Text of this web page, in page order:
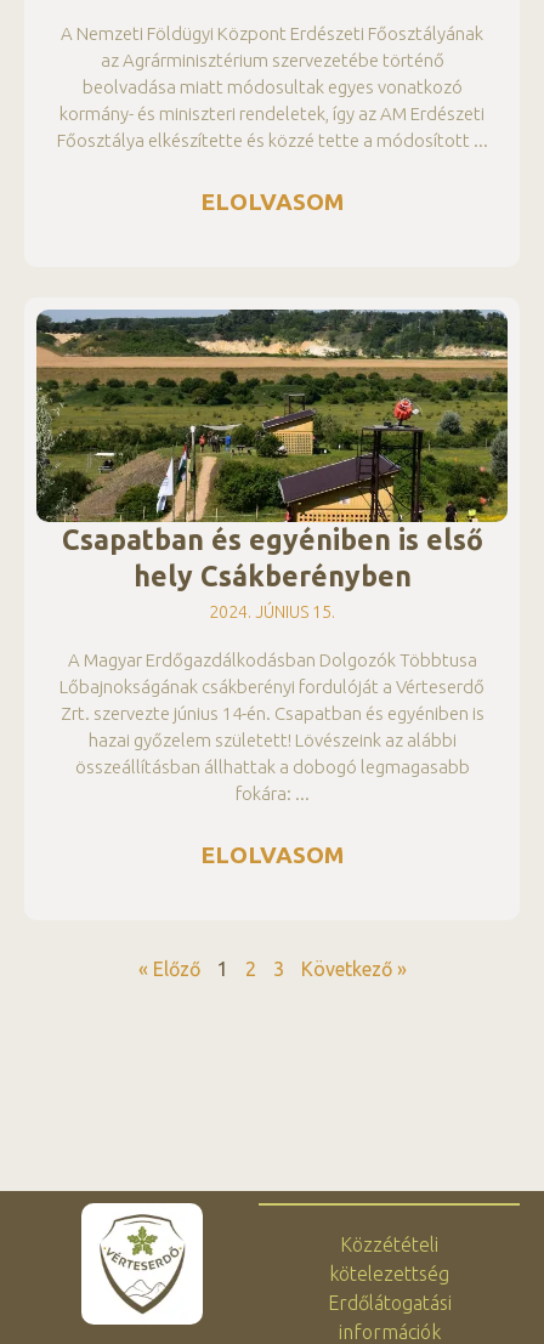
A Nemzeti Földügyi Központ Erdészeti Főosztályának
az Agrárminisztérium szervezetébe történő
beolvadása miatt módosultak egyes vonatkozó
kormány- és miniszteri rendeletek, így az AM Erdészeti
Főosztálya elkészítette és közzé tette a módosított
ELOLVASOM
Csapatban és egyéniben is első
hely Csákberényben
2024. JÚNIUS 15.
A Magyar Erdőgazdálkodásban Dolgozók Többtusa
Lőbajnokságának csákberényi fordulóját a Vérteserdő
Zrt. szervezte június 14-én. Csapatban és egyéniben is
hazai győzelem született! Lövészeink az alábbi
összeállításban állhattak a dobogó legmagasabb
fokára:
ELOLVASOM
« Előző 1 2 3 Következő »
Közzétételi
kötelezettség
Erdőlátogatási
információk